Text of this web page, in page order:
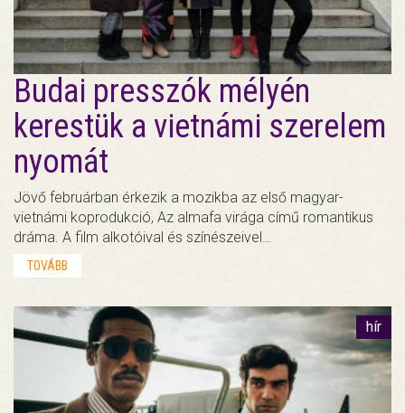
Budai presszók mélyén
kerestük a vietnámi szerelem
nyomát
Jövő februárban érkezik a mozikba az első magyar-
vietnámi koprodukció, Az almafa virága című romantikus
dráma. A film alkotóival és színészeivel…
TOVÁBB
hír